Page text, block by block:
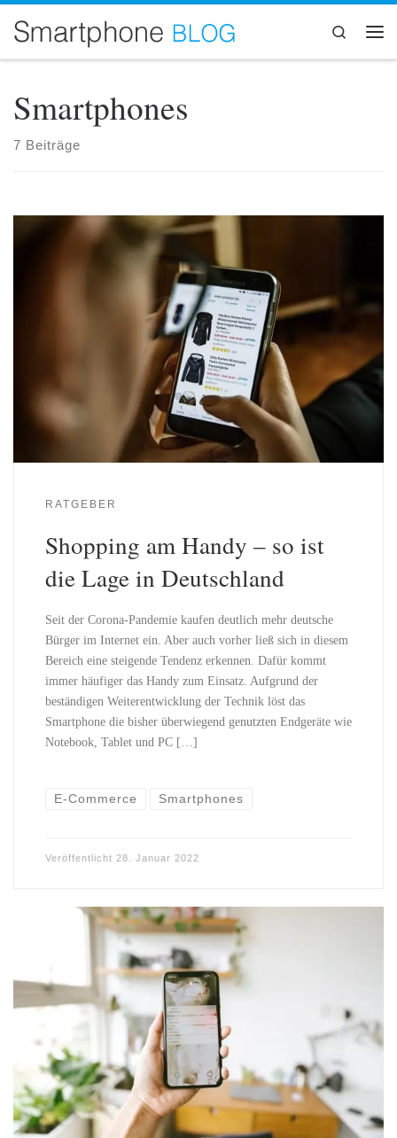
Zum Inhalt springen
Search
Smartphones
7 Beiträge
RATGEBER
Shopping am Handy – so ist
die Lage in Deutschland
Seit der Corona-Pandemie kaufen deutlich mehr deutsche
Bürger im Internet ein. Aber auch vorher ließ sich in diesem
Bereich eine steigende Tendenz erkennen. Dafür kommt
immer häufiger das Handy zum Einsatz. Aufgrund der
beständigen Weiterentwicklung der Technik löst das
Smartphone die bisher überwiegend genutzten Endgeräte wie
Notebook, Tablet und PC […]
E-Commerce Smartphones
Veröffentlicht 28. Januar 2022